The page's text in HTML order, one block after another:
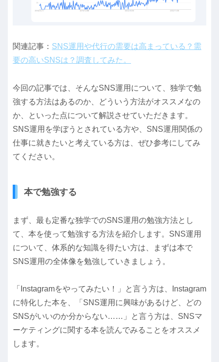
関連記事： SNS運用や代行の需要は高まっている？需
要の高いSNSは？調査してみた。
今回の記事では、そんなSNS運用について、独学で勉
強する方法はあるのか、どういう方法がオススメなの
か、といった点について解説させていただきます。
SNS運用を学ぼうとされている方や、SNS運用関係の
仕事に就きたいと考えている方は、ぜひ参考にしてみ
てください。
本で勉強する
まず、最も定番な独学でのSNS運用の勉強方法とし
て、本を使って勉強する方法を紹介します。SNS運用
について、体系的な知識を得たい方は、まずは本で
SNS運用の全体像を勉強していきましょう。
「Instagramをやってみたい！」と言う方は、Instagram
に特化した本を、「SNS運用に興味があるけど、どの
SNSがいいのか分からない……」と言う方は、SNSマ
ーケティングに関する本を読んでみることをオススメ
します。